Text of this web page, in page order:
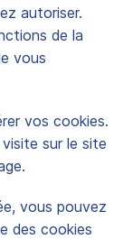
autoriser.
de la
vous
vos cookies.
sur le site
vous pouvez
des cookies